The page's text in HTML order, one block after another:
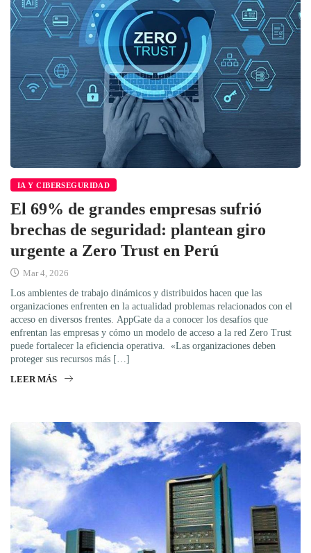
IA Y CIBERSEGURIDAD
El 69% de grandes empresas sufrió
brechas de seguridad: plantean giro
urgente a Zero Trust en Perú
Mar 4, 2026
Los ambientes de trabajo dinámicos y distribuidos hacen que las
organizaciones enfrenten en la actualidad problemas relacionados con el
acceso en diversos frentes. AppGate da a conocer los desafíos que
enfrentan las empresas y cómo un modelo de acceso a la red Zero Trust
puede fortalecer la eficiencia operativa. «Las organizaciones deben
proteger sus recursos más […]
LEER MÁS